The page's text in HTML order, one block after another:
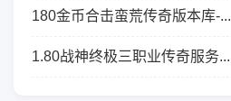
180金币合击蛮荒传奇版本库-...
1.80战神终极三职业传奇服务...